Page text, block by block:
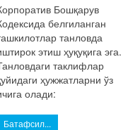
Бошқарув
белгиланган
танловда
этиш ҳуқуқига эга.
таклифлар
ҳужжатларни ўз
олади:
Батафсил...